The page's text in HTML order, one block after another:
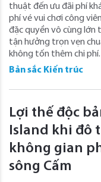
thuật đến ưu đãi phí
phí vé vui chơi công
đặc quyền vô cùng lớn
tận hưởng trọn vẹn
không tốn thêm chi phí.
Bản sắc Kiến trúc
Lợi thế độc
Island khi đô
không gian
sông Cấm